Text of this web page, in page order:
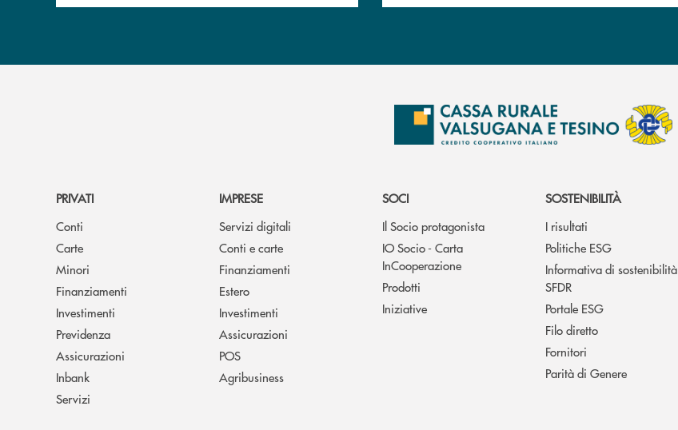
PRIVATI
Conti
Carte
Minori
Finanziamenti
Investimenti
Previdenza
Assicurazioni
Inbank
Servizi
IMPRESE
Servizi digitali
Conti e carte
Finanziamenti
Estero
Investimenti
Assicurazioni
POS
Agribusiness
SOCI
Il Socio protagonista
IO Socio - Carta
InCooperazione
Prodotti
Iniziative
SOSTENIBILITÀ
I risultati
Politiche ESG
Informativa di sostenibilità
SFDR
Portale ESG
Filo diretto
Fornitori
Parità di Genere